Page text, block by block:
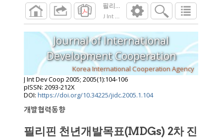
필리핀 천년개발목표(MDGs) 2차 진전보고
J Int Dev Coop 2005 2005( 1 ):104 106
Journal of International
Development Cooperation
Korea International Cooperation Agency
J Int Dev Coop 2005; 2005(1):104-106
pISSN: 2093-212X
DOI: https://doi.org/10.34225/jidc.2005.1.104
개발협력동향
필리핀 천년개발목표(MDGs) 2차 진